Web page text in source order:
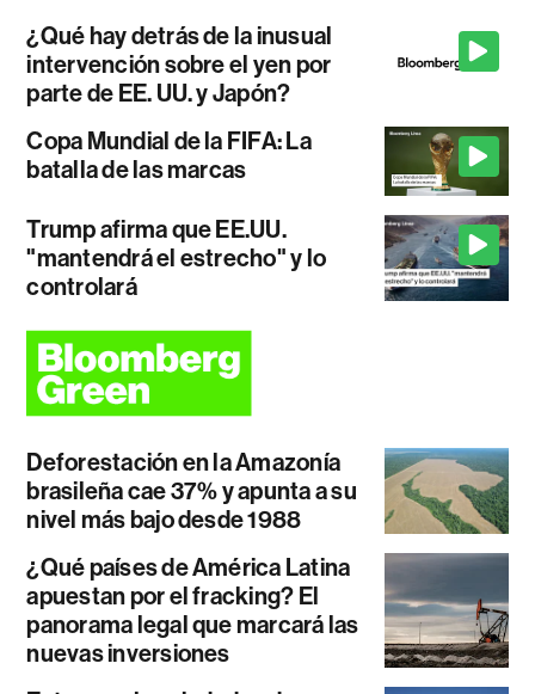
¿Qué hay detrás de la inusual
intervención sobre el yen por
parte de EE. UU. y Japón?
Copa Mundial de la FIFA: La
batalla de las marcas
Trump afirma que EE.UU.
"mantendrá el estrecho" y lo
controlará
Deforestación en la Amazonía
brasileña cae 37% y apunta a su
nivel más bajo desde 1988
¿Qué países de América Latina
apuestan por el fracking? El
panorama legal que marcará las
nuevas inversiones